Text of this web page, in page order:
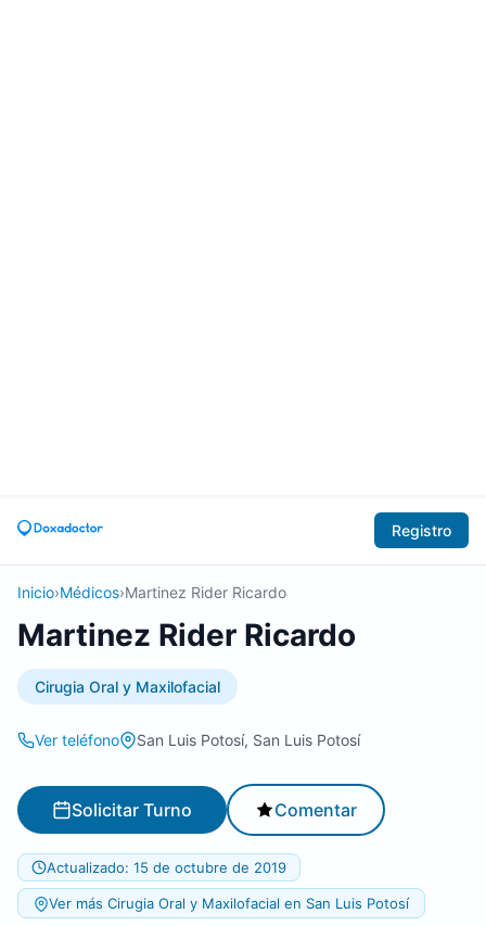
Registro
Inicio›Médicos›Martinez Rider Ricardo
Martinez Rider Ricardo
Cirugia Oral y Maxilofacial
Ver teléfono San Luis Potosí, San Luis Potosí
Solicitar Turno Comentar
Actualizado: 15 de octubre de 2019
Ver más Cirugia Oral y Maxilofacial en San Luis Potosí